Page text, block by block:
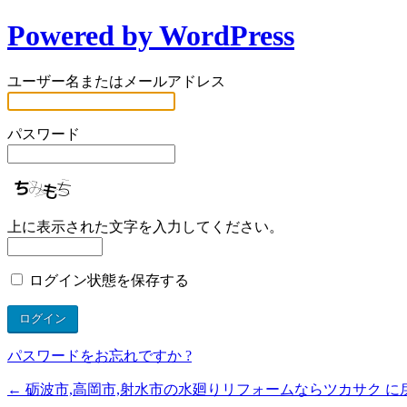
Powered by WordPress
ユーザー名またはメールアドレス
パスワード
上に表示された文字を入力してください。
ログイン状態を保存する
パスワードをお忘れですか ?
← 砺波市,高岡市,射水市の水廻りリフォームならツカサク に